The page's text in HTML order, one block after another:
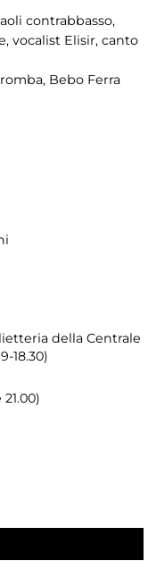
contrabbasso,
vocalist Elisir, canto
Bebo Ferra
della Centrale
18.30)